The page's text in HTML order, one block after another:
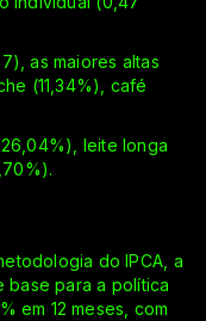
as maiores altas
(11,34%), café
leite longa
do IPCA, a
base para a política
em 12 meses, com